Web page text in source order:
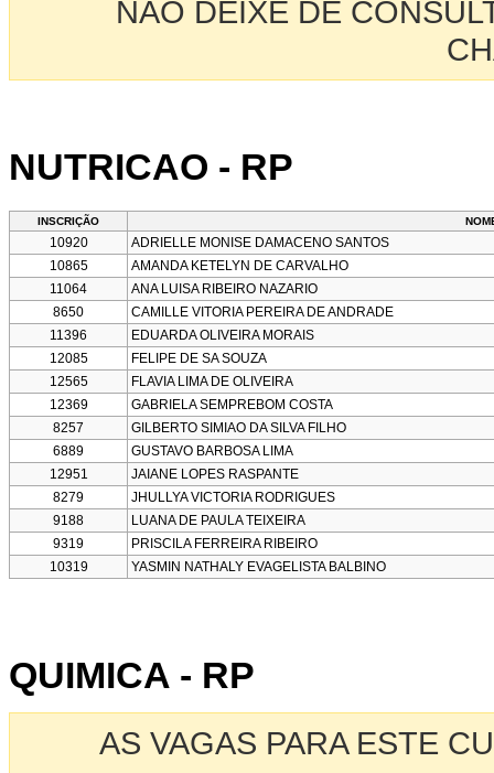
NÃO DEIXE DE
NUTRICAO - RP
INSCRIÇÃO
10920
ADRIELLE MONISE DAMACENO SANTOS
10865
AMANDA KETELYN DE CARVALHO
11064
ANA LUISA RIBEIRO NAZARIO
8650
CAMILLE VITORIA PEREIRA DE ANDRADE
11396
EDUARDA OLIVEIRA MORAIS
12085
FELIPE DE SA SOUZA
12565
FLAVIA LIMA DE OLIVEIRA
12369
GABRIELA SEMPREBOM COSTA
8257
GILBERTO SIMIAO DA SILVA FILHO
6889
GUSTAVO BARBOSA LIMA
12951
JAIANE LOPES RASPANTE
8279
JHULLYA VICTORIA RODRIGUES
9188
LUANA DE PAULA TEIXEIRA
9319
PRISCILA FERREIRA RIBEIRO
10319
YASMIN NATHALY EVAGELISTA BALBINO
QUIMICA - RP
AS VAGAS PARA ESTE